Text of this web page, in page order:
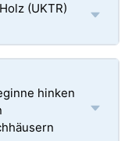
(UKTR)
hinken